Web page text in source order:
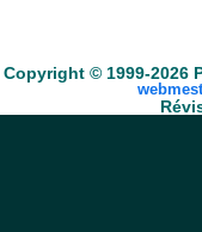
Copyright © 1999-2026